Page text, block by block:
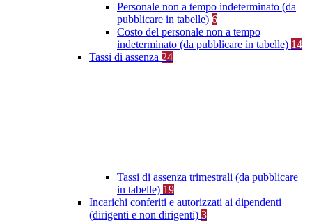
Personale non a tempo indeterminato (da
pubblicare in tabelle) 6
Costo del personale non a tempo
indeterminato (da pubblicare in tabelle) 14
Tassi di assenza 24
Tassi di assenza trimestrali (da pubblicare
in tabelle) 19
Incarichi conferiti e autorizzati ai dipendenti
(dirigenti e non dirigenti) 3